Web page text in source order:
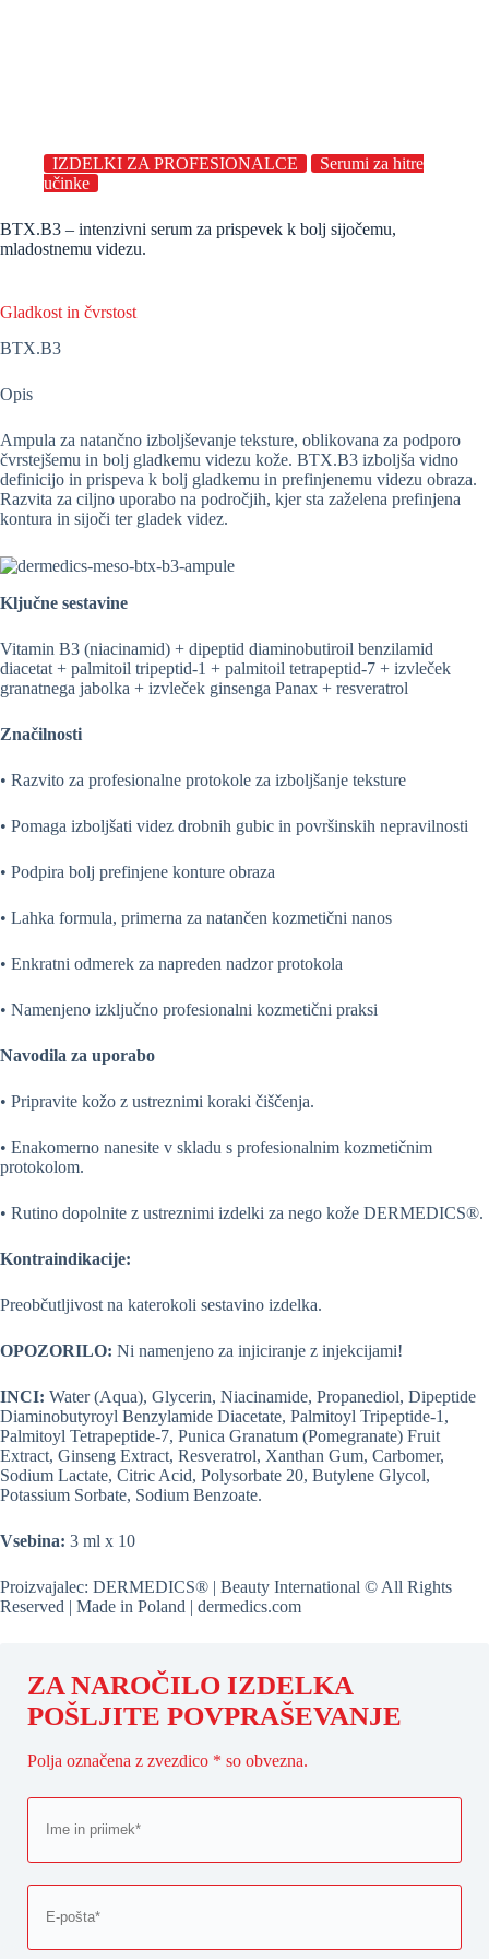
IZDELKI ZA PROFESIONALCE
Serumi za hitre
učinke
BTX.B3 – intenzivni serum za prispevek k bolj sijočemu,
mladostnemu videzu.
Gladkost in čvrstost
BTX.B3
Opis
Ampula za natančno izboljševanje teksture, oblikovana za podporo
čvrstejšemu in bolj gladkemu videzu kože. BTX.B3 izboljša vidno
definicijo in prispeva k bolj gladkemu in prefinjenemu videzu obraza.
Razvita za ciljno uporabo na področjih, kjer sta zaželena prefinjena
kontura in sijoči ter gladek videz.
Ključne sestavine
Vitamin B3 (niacinamid) + dipeptid diaminobutiroil benzilamid
diacetat + palmitoil tripeptid-1 + palmitoil tetrapeptid-7 + izvleček
granatnega jabolka + izvleček ginsenga Panax + resveratrol
Značilnosti
• Razvito za profesionalne protokole za izboljšanje teksture
• Pomaga izboljšati videz drobnih gubic in površinskih nepravilnosti
• Podpira bolj prefinjene konture obraza
• Lahka formula, primerna za natančen kozmetični nanos
• Enkratni odmerek za napreden nadzor protokola
• Namenjeno izključno profesionalni kozmetični praksi
Navodila za uporabo
• Pripravite kožo z ustreznimi koraki čiščenja.
• Enakomerno nanesite v skladu s profesionalnim kozmetičnim
protokolom.
• Rutino dopolnite z ustreznimi izdelki za nego kože DERMEDICS®.
Kontraindikacije:
Preobčutljivost na katerokoli sestavino izdelka.
OPOZORILO: Ni namenjeno za injiciranje z injekcijami!
INCI: Water (Aqua), Glycerin, Niacinamide, Propanediol, Dipeptide
Diaminobutyroyl Benzylamide Diacetate, Palmitoyl Tripeptide-1,
Palmitoyl Tetrapeptide-7, Punica Granatum (Pomegranate) Fruit
Extract, Ginseng Extract, Resveratrol, Xanthan Gum, Carbomer,
Sodium Lactate, Citric Acid, Polysorbate 20, Butylene Glycol,
Potassium Sorbate, Sodium Benzoate.
Vsebina: 3 ml x 10
Proizvajalec: DERMEDICS® | Beauty International © All Rights
Reserved | Made in Poland | dermedics.com
ZA NAROČILO IZDELKA
POŠLJITE POVPRAŠEVANJE
Polja označena z zvezdico * so obvezna.